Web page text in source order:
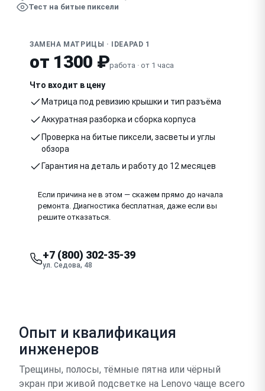
Тест на битые пиксели
ЗАМЕНА МАТРИЦЫ · IDEAPAD 1
от 1300 ₽работа · от 1 часа
Что входит в цену
Матрица под ревизию крышки и тип разъёма
Аккуратная разборка и сборка корпуса
Проверка на битые пиксели, засветы и углы
обзора
Гарантия на деталь и работу до 12 месяцев
Если причина не в этом — скажем прямо до начала
ремонта. Диагностика бесплатная, даже если вы
решите отказаться.
+7 (800) 302-35-39
ул. Седова, 48
Опыт и квалификация
инженеров
Трещины, полосы, тёмные пятна или чёрный
экран при живой подсветке на Lenovo чаще всего